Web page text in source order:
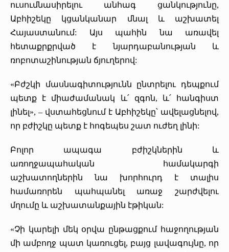
ուսումնասիրելու անհագ ցանկությունը,
Աբհիշեկը կցանկանար մնալ և աշխատել
Հայաստանում: Այս պահին նա առավել
հետաքրքրված է նյարդաբանության և
ռոբոտաշինության ճյուղերով:
«Բժշկի մասնագիտությունն ընտրելու դեպքում
պետք է միաժամանակ և՛ զգոն, և՛ հանգիստ
լինել», – վստահեցնում է Աբհիշեկը՝ ավելացնելով,
որ բժիշկը պետք է հոգեպես շատ ուժեղ լինի:
Բոլոր ապագա բժիշկներին և
առողջապահական համակարգի
աշխատողներին նա խորհուրդ է տալիս
համառորեն պահպանել առաջ շարժվելու
մղումը և աշխատանքային էթիկան:
«Չի կարելի մեկ օրվա ընթացքում հաջողության
մի ամբողջ պատ կառուցել, բայց լավագույնը, որ